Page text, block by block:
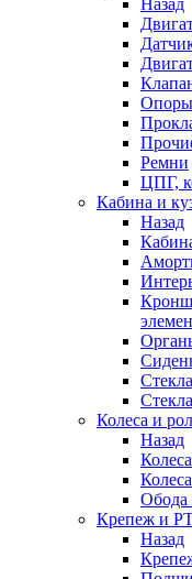
Назад
Опоры
Ремни
ЦПГ,
Кабина и
Назад
Стекла
Колеса и
Назад
Обода
Крепеж и
Назад